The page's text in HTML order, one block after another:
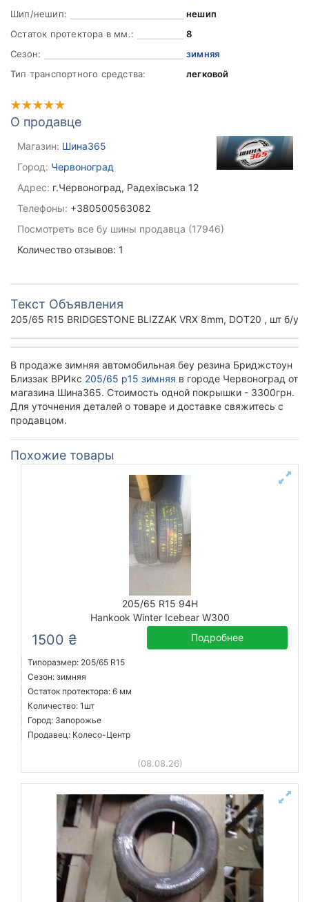
Шип/нешип:
нешип
Остаток протектора в мм.:
8
Сезон:
зимняя
Тип транспортного средства:
легковой
О продавце
Магазин: Шина365
Город: Червоноград
Адрес: г.Червоноград, Радехівська 12
Телефоны: +380500563082
Посмотреть все бу шины продавца (17946)
Количество отзывов: 1
Текст Объявления
205/65 R15 BRIDGESTONE BLIZZAK VRX 8mm, DOT20 , шт б/у
В продаже зимняя автомобильная беу резина Бриджстоун
Близзак ВРИкс 205/65 р15 зимняя в городе Червоноград от
магазина Шина365. Стоимость одной покрышки - 3300грн.
Для уточнения деталей о товаре и доставке свяжитесь с
продавцом.
Похожие товары
205/65 R15 94H
Hankook Winter Icebear W300
1500 ₴ Подробнее
Типоразмер: 205/65 R15
Сезон: зимняя
Остаток протектора: 6 мм
Количество: 1шт
Город: Запорожье
Продавец: Колесо-Центр
(08.08.26)